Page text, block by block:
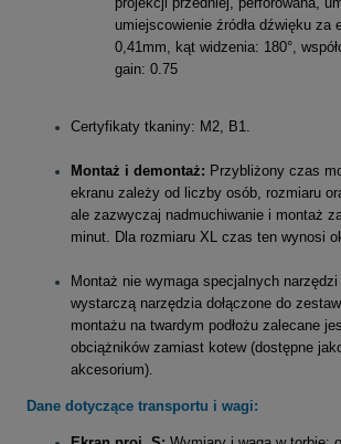
umiejscowienie źródła dźwięku za
0,41mm, kąt widzenia: 180°,
gain: 0.75
Certyfikaty tkaniny: M2, B1.
Montaż i demontaż: Przybliżony czas
ekranu zależy od liczby osób, rozmiaru
ale zazwyczaj nadmuchiwanie i montaż
minut. Dla rozmiaru XL czas ten wynosi
Montaż nie wymaga specjalnych
wystarczą narzędzia dołączone do
montażu na twardym podłożu zalecane
obciążników zamiast kotew (dostępne
akcesorium).
Dane dotyczące transportu i wagi: